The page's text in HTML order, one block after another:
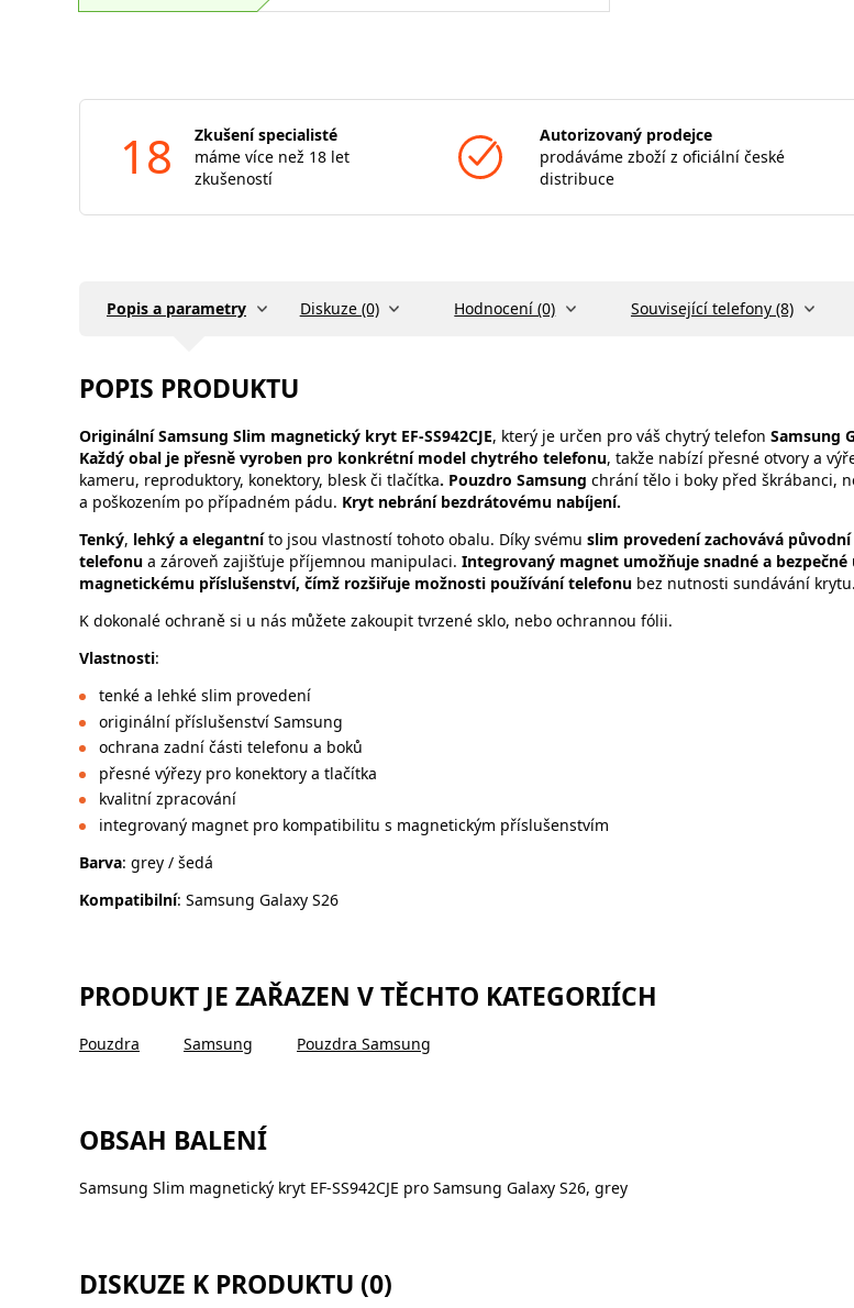
18
Zkušení specialisté
máme více než 18 let
zkušeností
Autorizovaný prodejce
prodáváme zboží z oficiální české
distribuce
Popis a parametry Diskuze (0) Hodnocení (0) Související telefony (8)
POPIS PRODUKTU
Originální Samsung Slim magnetický kryt EF-SS942CJE, který je určen pro váš chytrý telefon Samsung
Každý obal je přesně vyroben pro konkrétní model chytrého telefonu, takže nabízí přesné otvory a
kameru, reproduktory, konektory, blesk či tlačítka. Pouzdro Samsung chrání tělo i boky před škrábanci,
a poškozením po případném pádu. Kryt nebrání bezdrátovému nabíjení.
Tenký, lehký a elegantníto jsou vlastností tohoto obalu. Díky svému slim provedení zachovává
telefonu a zároveň zajišťuje příjemnou manipulaci. Integrovaný magnet umožňuje snadné a bezpečné
magnetickému příslušenství, čímž rozšiřuje možnosti používání telefonu bez nutnosti sundávání krytu.
K dokonalé ochraně si u nás můžete zakoupit tvrzené sklo, nebo ochrannou fólii.
Vlastnosti:
tenké a lehké slim provedení
originální příslušenství Samsung
ochrana zadní části telefonu a boků
přesné výřezy pro konektory a tlačítka
kvalitní zpracování
integrovaný magnet pro kompatibilitu s magnetickým příslušenstvím
Barva: grey / šedá
Kompatibilní: Samsung Galaxy S26
PRODUKT JE ZAŘAZEN V TĚCHTO KATEGORIÍCH
Pouzdra Samsung Pouzdra Samsung
OBSAH BALENÍ
Samsung Slim magnetický kryt EF-SS942CJE pro Samsung Galaxy S26, grey
DISKUZE K PRODUKTU (0)